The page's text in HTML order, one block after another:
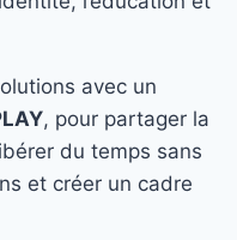
avec un
, pour partager la
du temps sans
et créer un cadre